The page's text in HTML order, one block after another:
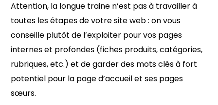
Attention, la longue traine n’est pas à travailler à
toutes les étapes de votre site web : on vous
conseille plutôt de l’exploiter pour vos pages
internes et profondes (fiches produits, catégories,
rubriques, etc.) et de garder des mots clés à fort
potentiel pour la page d’accueil et ses pages
sœurs.